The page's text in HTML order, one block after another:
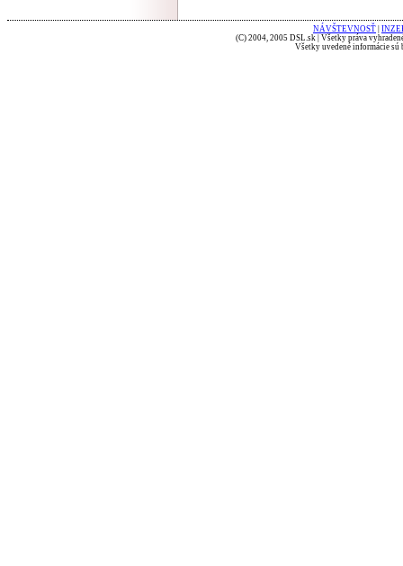
NÁVŠTEVNOSŤ
(C) 2004, 2005 DSL.sk | Všetky práva
Všetky uvedené informácie sú